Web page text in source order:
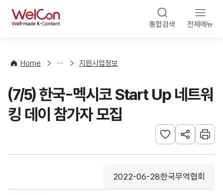
WelCon 통합검색 전체메뉴
Home
사
청
지원사업정보
(7/5) 한국-멕시코 Start Up 네트워
킹 데이 참가자 모집
관심사 등록하기
URL 공유하
인쇄
등록일
2022-06-28
수집기관
한국무역협회